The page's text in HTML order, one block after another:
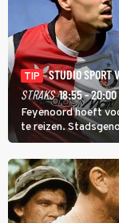
TIP
STUDIO SPORT
STRAKS 18:55 - 20:00
Feyenoord hoeft
te reizen.
verderop.
KVC Westerlo uit